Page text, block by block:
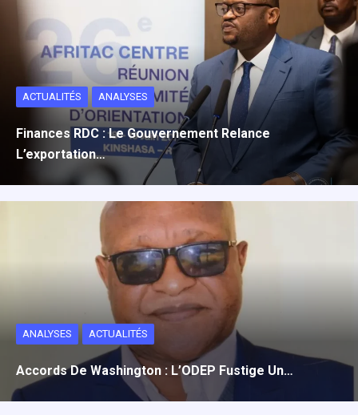
ACTUALITÉS ANALYSES
Finances RDC : Le Gouvernement Relance
L’exportation…
ANALYSES ACTUALITÉS
Accords De Washington : L’ODEP Fustige Un…